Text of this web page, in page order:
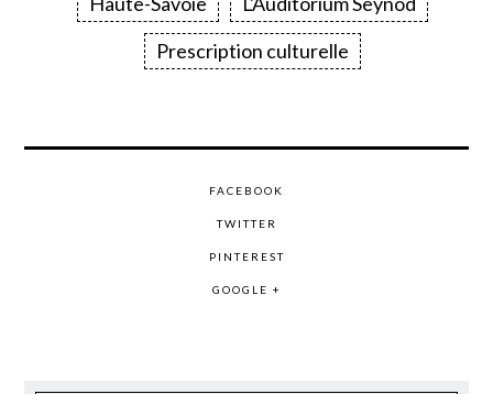
Prescription culturelle
FACEBOOK
TWITTER
PINTEREST
GOOGLE +